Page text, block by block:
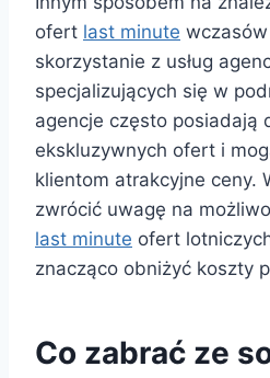
ofert last minute
skorzystanie z usług
specjalizujących się w
agencje często posiadają
ekskluzywnych ofert i
klientom atrakcyjne ceny.
zwrócić uwagę na
last minute ofert
znacząco obniżyć koszty
Co zabrać ze